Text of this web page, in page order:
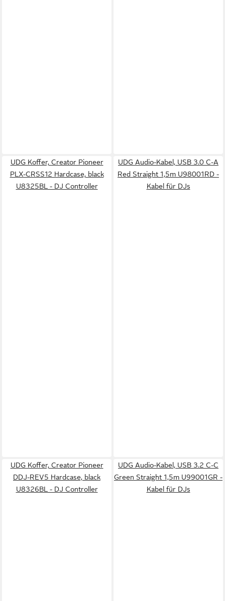
UDG Koffer, Creator Pioneer
PLX-CRSS12 Hardcase, black
U8325BL - DJ Controller
UDG Audio-Kabel, USB 3.0 C-A
Red Straight 1,5m U98001RD -
Kabel für DJs
UDG Koffer, Creator Pioneer
DDJ-REV5 Hardcase, black
U8326BL - DJ Controller
UDG Audio-Kabel, USB 3.2 C-C
Green Straight 1,5m U99001GR -
Kabel für DJs